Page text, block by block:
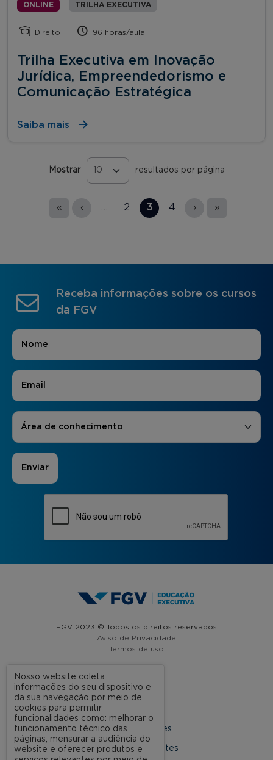
ONLINE TRILHA EXECUTIVA
Direito 96 horas/aula
Trilha Executiva em Inovação
Jurídica, Empreendedorismo e
Comunicação Estratégica
Saiba mais
Mostrar resultados por página
« ‹ 2 3 4 › »
Receba informações sobre os cursos
da FGV
Nome
E-mail
Áreas de Interesse
Área de conhecimento
FGV 2023 © Todos os direitos reservados
Aviso de Privacidade
Termos de uso
A FGV
Nossas Unidades
Dúvidas Frequentes
Nosso website coleta
informações do seu dispositivo e
da sua navegação por meio de
cookies para permitir
funcionalidades como: melhorar o
funcionamento técnico das
páginas, mensurar a audiência do
website e oferecer produtos e